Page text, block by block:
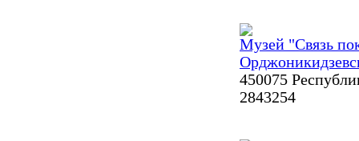
Музей "Связь
450075
2843254